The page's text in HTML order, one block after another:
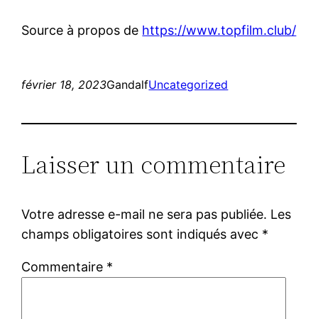
Source à propos de https://www.topfilm.club/
février 18, 2023GandalfUncategorized
Laisser un commentaire
Votre adresse e-mail ne sera pas publiée. Les
champs obligatoires sont indiqués avec *
Commentaire *